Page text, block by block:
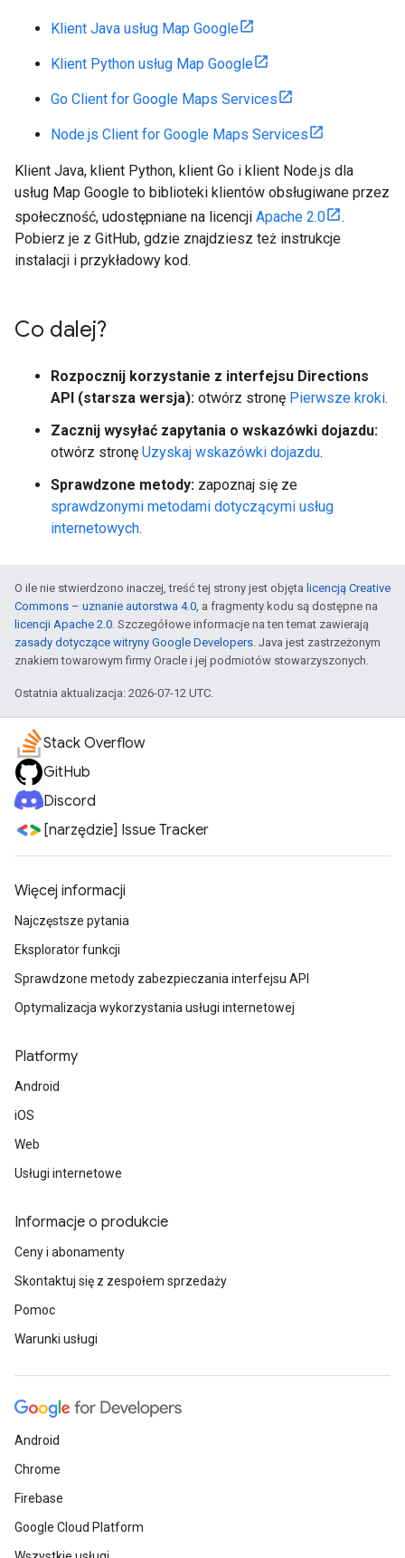
Klient Java usług Map Google
Klient Python usług Map Google
Go Client for Google Maps Services
Node.js Client for Google Maps Services
Klient Java, klient Python, klient Go i klient Node.js dla
usług Map Google to biblioteki klientów obsługiwane przez
społeczność, udostępniane na licencji Apache 2.0
.
Pobierz je z GitHub, gdzie znajdziesz też instrukcje
instalacji i przykładowy kod.
Co dalej?
Rozpocznij korzystanie z interfejsu Directions
API (starsza wersja): otwórz stronę Pierwsze kroki.
Zacznij wysyłać zapytania o wskazówki dojazdu:
otwórz stronę Uzyskaj wskazówki dojazdu.
Sprawdzone metody: zapoznaj się ze
sprawdzonymi metodami dotyczącymi usług
internetowych.
O ile nie stwierdzono inaczej, treść tej strony jest objęta licencją Creative
Commons – uznanie autorstwa 4.0, a fragmenty kodu są dostępne na
licencji Apache 2.0. Szczegółowe informacje na ten temat zawierają
zasady dotyczące witryny Google Developers. Java jest zastrzeżonym
znakiem towarowym firmy Oracle i jej podmiotów stowarzyszonych.
Ostatnia aktualizacja: 2026-07-12 UTC.
Stack Overflow
GitHub
Discord
[narzędzie] Issue Tracker
Więcej informacji
Najczęstsze pytania
Eksplorator funkcji
Sprawdzone metody zabezpieczania interfejsu API
Optymalizacja wykorzystania usługi internetowej
Platformy
Android
iOS
Web
Usługi internetowe
Informacje o produkcie
Ceny i abonamenty
Skontaktuj się z zespołem sprzedaży
Pomoc
Warunki usługi
Android
Chrome
Firebase
Google Cloud Platform